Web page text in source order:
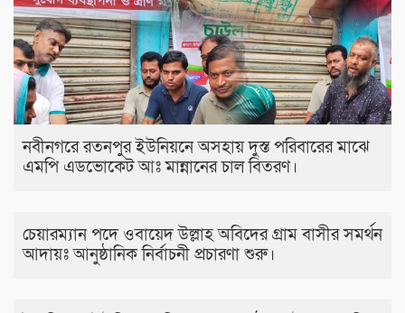
নবীনগরে রতনপুর ইউনিয়নে অসহায় দুস্ত পরিবারের মাঝে
এমপি এডভোকেট আঃ মান্নানের চাল বিতরণ।
চেয়ারম্যান পদে ওবায়েদ উল্লাহ অবিদের গ্রাম বাসীর সমর্থন
আদায়ঃ আনুষ্ঠানিক নির্বাচনী প্রচারণা শুরু।